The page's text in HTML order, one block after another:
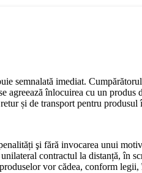
semnalată imediat.
înlocuirea cu un
și de transport pentru produsul
şi fără invocarea unui
contractul la distanță, în
vor cădea, conform